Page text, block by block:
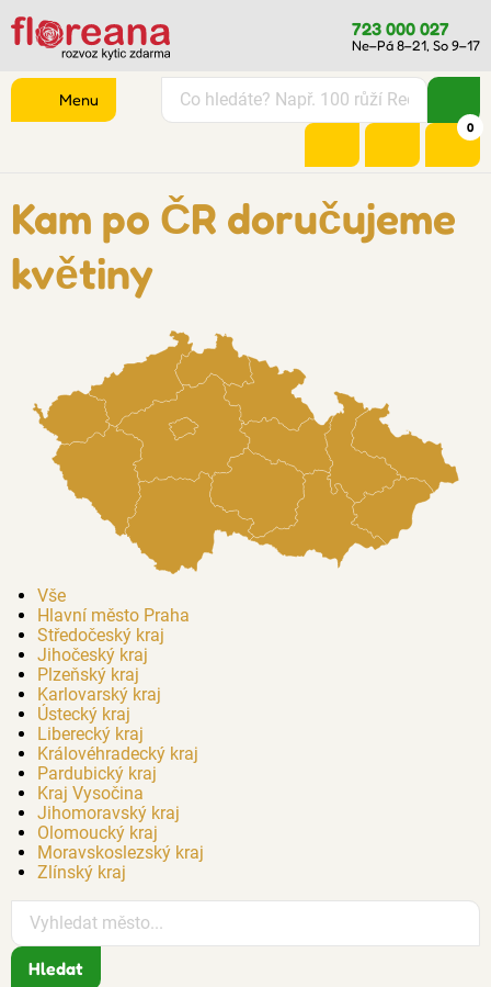
723 000 027
Ne–Pá 8–21, So 9–17
0
Menu
Kam po ČR doručujeme
květiny
Vše
Hlavní město Praha
Středočeský kraj
Jihočeský kraj
Plzeňský kraj
Karlovarský kraj
Ústecký kraj
Liberecký kraj
Královéhradecký kraj
Pardubický kraj
Kraj Vysočina
Jihomoravský kraj
Olomoucký kraj
Moravskoslezský kraj
Zlínský kraj
Hledat